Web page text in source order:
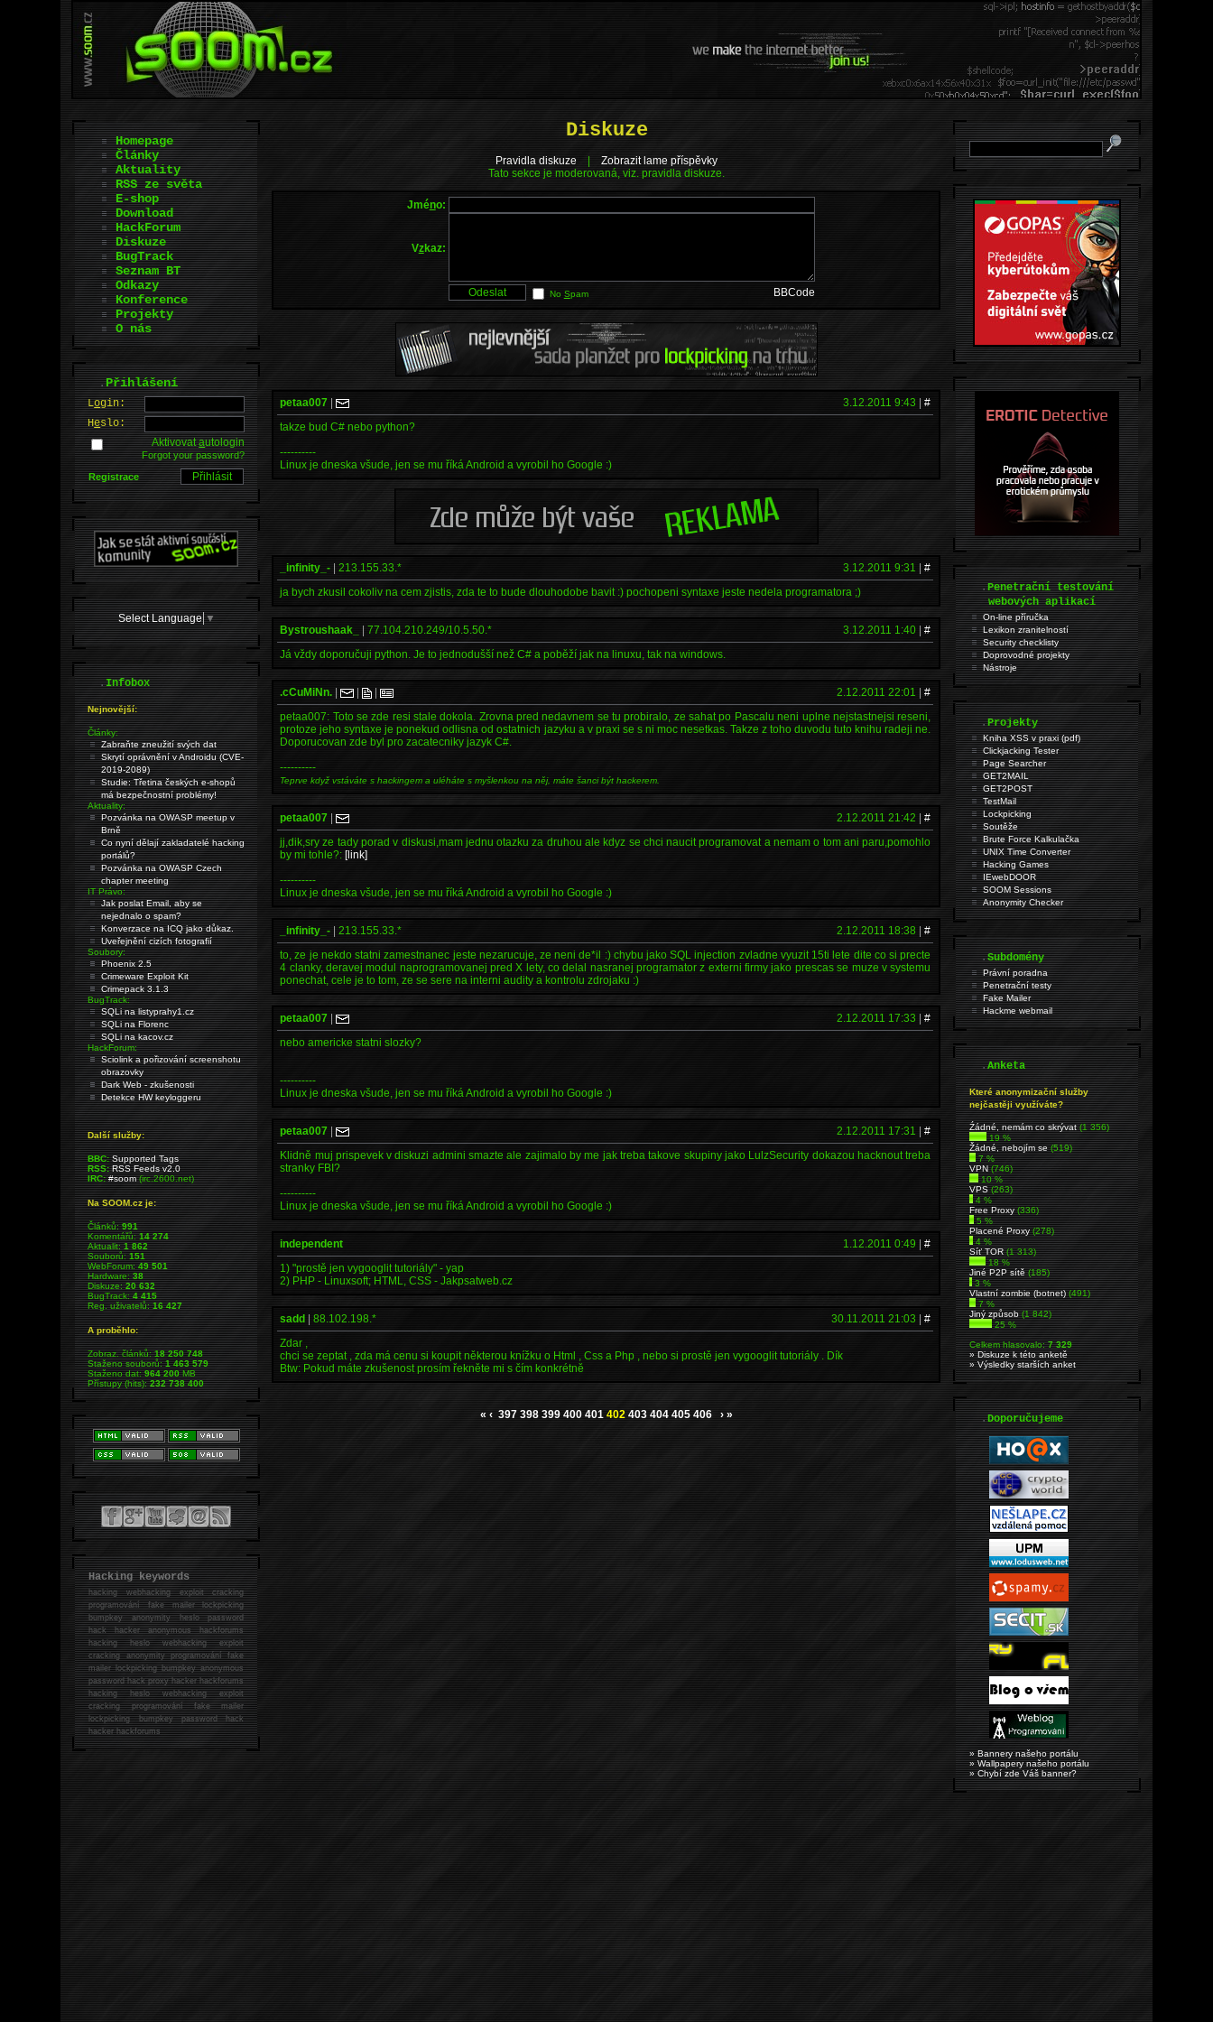
Diskuze
Pravidla diskuze
Zobrazit lame příspěvky
Tato sekce je moderovaná, viz. pravidla diskuze.
Jméno:
Vzkaz:
No Spam BBCode
petaa007 | 3.12.2011 9:43 |#
takze bud C# nebo python?
----------
Linux je dneska všude, jen se mu říká Android a vyrobil ho Google :)
_infinity_- |213.155.33.* 3.12.2011 9:31 |#
ja bych zkusil cokoliv na cem zjistis, zda te to bude dlouhodobe bavit :) pochopeni syntaxe jeste nedela programatora ;)
Bystroushaak_ |77.104.210.249/10.5.50.* 3.12.2011 1:40 |#
Já vždy doporučuji python. Je to jednodušší než C# a poběží jak na linuxu, tak na windows.
.cCuMiNn. | | 2.12.2011 22:01 |#
petaa007: Toto se zde resi stale dokola. Zrovna pred nedavnem se tu probiralo, ze sahat po Pascalu neni uplne nejstastnejsi reseni,
protoze jeho syntaxe je ponekud odlisna od ostatnich jazyku a v praxi se s ni moc nesetkas. Takze z toho duvodu tuto knihu radeji ne.
Doporucovan zde byl pro zacatecniky jazyk C#.
----------
Teprve když vstáváte s hackingem a uléháte s myšlenkou na něj, máte šanci být hackerem.
petaa007 | 2.12.2011 21:42 |#
jj,dik,sry ze tady porad v diskusi,mam jednu otazku za druhou ale kdyz se chci naucit programovat a nemam o tom ani paru,pomohlo
by mi tohle?: [link]
----------
Linux je dneska všude, jen se mu říká Android a vyrobil ho Google :)
_infinity_- |213.155.33.* 2.12.2011 18:38 |#
to, ze je nekdo statni zamestnanec jeste nezarucuje, ze neni de*il :) chybu jako SQL injection zvladne vyuzit 15ti lete dite co si precte
4 clanky, deravej modul naprogramovanej pred X lety, co delal nasranej programator z externi firmy jako prescas se muze v systemu
ponechat, cele je to tom, ze se sere na interni audity a kontrolu zdrojaku :)
petaa007 | 2.12.2011 17:33 |#
nebo americke statni slozky?
----------
Linux je dneska všude, jen se mu říká Android a vyrobil ho Google :)
petaa007 | 2.12.2011 17:31 |#
Klidně muj prispevek v diskuzi admini smazte ale zajimalo by me jak treba takove skupiny jako LulzSecurity dokazou hacknout treba
stranky FBI?
----------
Linux je dneska všude, jen se mu říká Android a vyrobil ho Google :)
independent 1.12.2011 0:49 |#
1) "prostě jen vygooglit tutoriály" - yap
2) PHP - Linuxsoft; HTML, CSS - Jakpsatweb.cz
sadd |88.102.198.* 30.11.2011 21:03 |#
Zdar ,
chci se zeptat , zda má cenu si koupit některou knížku o Html , Css a Php , nebo si prostě jen vygooglit tutoriály . Dík
Btw: Pokud máte zkušenost prosím řekněte mi s čím konkrétně
« ‹ 397 398 399 400 401 402 403 404 405 406 › »
Homepage
Články
Aktuality
RSS ze světa
E-shop
Download
HackForum
Diskuze
BugTrack
Seznam BT
Odkazy
Konference
Projekty
O nás
.Přihlášení
Login:
Heslo:
Aktivovatautologin
Forgot your password?
Registrace
Select Language ▼
.Infobox
Nejnovější:
Články:
Zabraňte zneužití svých dat
Skrytí oprávnění v Androidu (CVE-
2019-2089)
Studie: Třetina českých e-shopů
má bezpečnostní problémy!
Aktuality:
Pozvánka na OWASP meetup v
Brně
Co nyní dělají zakladatelé hacking
portálů?
Pozvánka na OWASP Czech
chapter meeting
IT Právo:
Jak poslat Email, aby se
nejednalo o spam?
Konverzace na ICQ jako důkaz.
Uveřejnění cizích fotografií
Soubory:
Phoenix 2.5
Crimeware Exploit Kit
Crimepack 3.1.3
BugTrack:
SQLi na listyprahy1.cz
SQLi na Florenc
SQLi na kacov.cz
HackForum:
Sciolink a pořizování screenshotu
obrazovky
Dark Web - zkušenosti
Detekce HW keyloggeru
Další služby:
BBC: Supported Tags
RSS: RSS Feeds v2.0
IRC: #soom(irc.2600.net)
Na SOOM.cz je:
Článků:991
Komentářů:14 274
Aktualit:1 862
Souborů:151
WebForum:49 501
Hardware:38
Diskuze:20 632
BugTrack:4 415
Reg. uživatelů:16 427
A proběhlo:
Zobraz. článků:18 250 748
Staženo souborů:1 463 579
Staženo dat:964 200MB
Přístupy (hits):232 738 400
Hacking keywords
hackingwebhacking exploit cracking
programování fake mailer lockpicking
bumpkey anonymity heslo password
hackhacker anonymous hackforums
hackingheslo webhacking exploit
cracking anonymity programování fake
mailer lockpicking bumpkey anonymous
password hack proxy hacker hackforums
hacking heslo webhacking exploit
cracking programování fake mailer
lockpicking bumpkey password hack
hackerhackforums
.Penetrační testování
webových aplikací
On-line příručka
Lexikon zranitelností
Security checklisty
Doprovodné projekty
Nástroje
.Projekty
Kniha XSS v praxi (pdf)
Clickjacking Tester
Page Searcher
GET2MAIL
GET2POST
TestMail
Lockpicking
Soutěže
Brute Force Kalkulačka
UNIX Time Converter
Hacking Games
IEwebDOOR
SOOM Sessions
Anonymity Checker
.Subdomény
Právní poradna
Penetrační testy
Fake Mailer
Hackme webmail
.Anketa
Které anonymizační služby
nejčastěji využíváte?
Źádné, nemám co skrývat(1 356)
19 %
Žádné, nebojím se(519)
7 %
VPN(746)
10 %
VPS(263)
4 %
Free Proxy(336)
5 %
Placené Proxy(278)
4 %
Síť TOR(1 313)
18 %
Jiné P2P sítě(185)
3 %
Vlastní zombie (botnet)(491)
7 %
Jiný způsob(1 842)
25 %
Celkem hlasovalo:7 329
» Diskuze k této anketě
» Výsledky starších anket
.Doporučujeme
» Bannery našeho portálu
» Wallpapery našeho portálu
» Chybí zde Váš banner?